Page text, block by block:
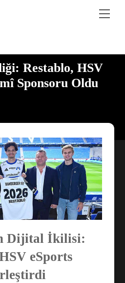
Restablo, HSV
Sponsoru Oldu
Dijital İkilisi:
eSports